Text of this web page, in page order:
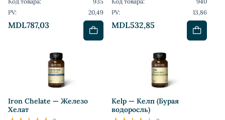
MDL787,03
PV:
20,49
MDL532,85
PV:
13,86
Iron Chelate — Железо
Хелат
Kelp — Келп (Бурая
водоросль)